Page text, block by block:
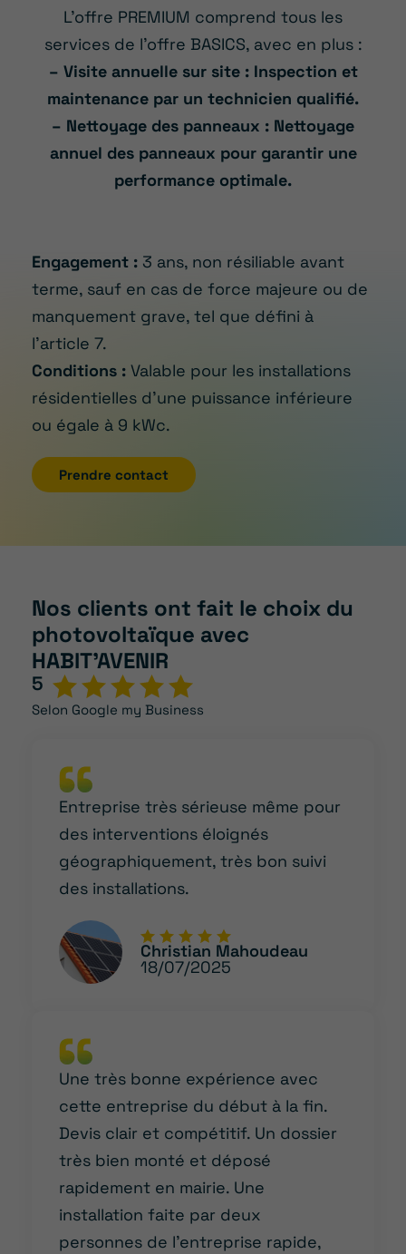
L’offre PREMIUM comprend tous les
services de l’offre BASICS, avec en plus :
– Visite annuelle sur site : Inspection et
maintenance par un technicien qualifié.
– Nettoyage des panneaux : Nettoyage
annuel des panneaux pour garantir une
performance optimale.
Engagement : 3 ans, non résiliable avant
terme, sauf en cas de force majeure ou de
manquement grave, tel que défini à
l’article 7.
Conditions : Valable pour les installations
résidentielles d’une puissance inférieure
ou égale à 9 kWc.
Prendre contact
Nos clients ont fait le choix du
photovoltaïque avec
HABIT’AVENIR
5
Selon Google my Business
Entreprise très sérieuse même pour
des interventions éloignés
géographiquement, très bon suivi
des installations.
Christian Mahoudeau
18/07/2025
Une très bonne expérience avec
cette entreprise du début à la fin.
Devis clair et compétitif. Un dossier
très bien monté et déposé
rapidement en mairie. Une
installation faite par deux
personnes de l’entreprise rapide,